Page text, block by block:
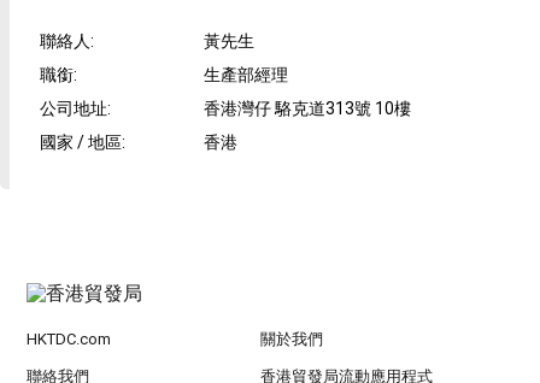
聯絡人:
黃先生
職銜:
生產部經理
公司地址:
香港灣仔 駱克道313號 10樓
國家 / 地區: 香港
HKTDC.com 關於我們
聯絡我們 香港貿發局流動應用程式